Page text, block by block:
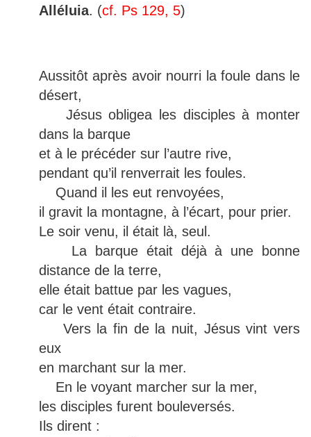
Alléluia. (cf. Ps 129, 5)
Aussitôt après avoir nourri la foule dans le
désert,
Jésus obligea les disciples à monter
dans la barque
et à le précéder sur l’autre rive,
pendant qu’il renverrait les foules.
Quand il les eut renvoyées,
il gravit la montagne, à l’écart, pour prier.
Le soir venu, il était là, seul.
La barque était déjà à une bonne
distance de la terre,
elle était battue par les vagues,
car le vent était contraire.
Vers la fin de la nuit, Jésus vint vers
eux
en marchant sur la mer.
En le voyant marcher sur la mer,
les disciples furent bouleversés.
Ils dirent :